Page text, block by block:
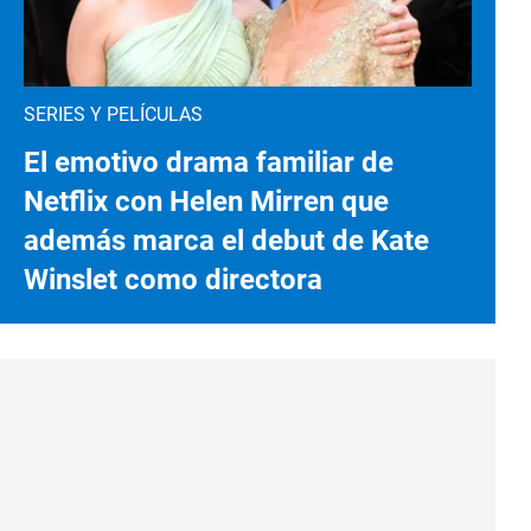
SERIES Y PELÍCULAS
El emotivo drama familiar de
Netflix con Helen Mirren que
además marca el debut de Kate
Winslet como directora